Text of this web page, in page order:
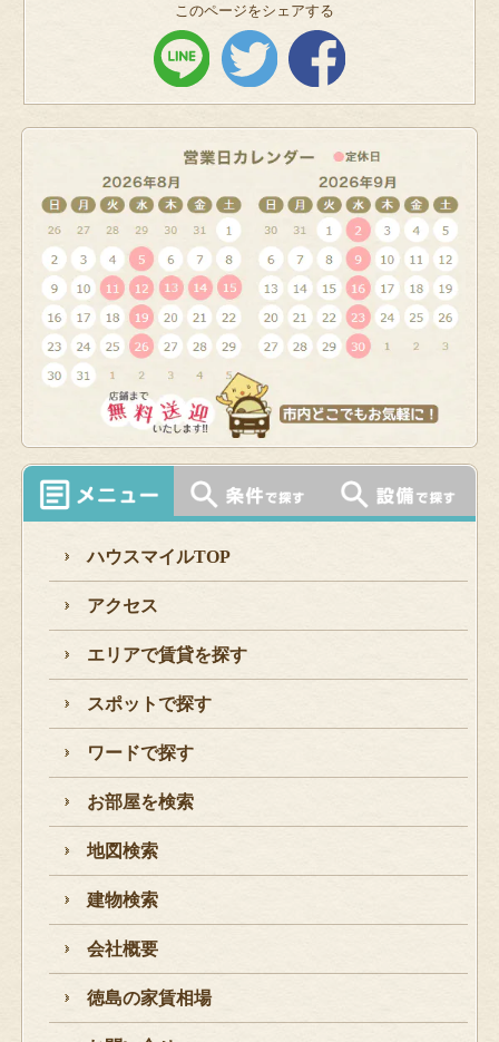
このページをシェアする
ハウスマイルTOP
アクセス
エリアで賃貸を探す
スポットで探す
ワードで探す
お部屋を検索
地図検索
建物検索
会社概要
徳島の家賃相場